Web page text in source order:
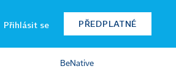
Přihlásit se PŘEDPLATNÉ
BeNative